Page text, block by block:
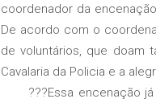
coordenador da
De acordo com o
de voluntários, que doam
Cavalaria da Policia e a
???Essa encenação já